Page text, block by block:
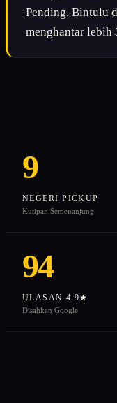
Pending, Bintulu
menghantar lebih
9
NEGERI PICKUP
Kutipan Semenanjung
94
ULASAN 4.9★
Disahkan Google